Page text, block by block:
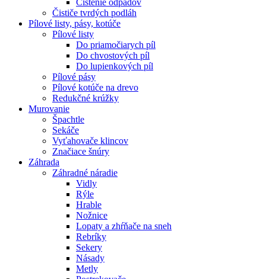
Čistenie odpadov
Čističe tvrdých podláh
Pílové listy, pásy, kotúče
Pílové listy
Do priamočiarych píl
Do chvostových píl
Do lupienkových píl
Pílové pásy
Pílové kotúče na drevo
Redukčné krúžky
Murovanie
Špachtle
Sekáče
Vyťahovače klincov
Značiace šnúry
Záhrada
Záhradné náradie
Vidly
Rýle
Hrable
Nožnice
Lopaty a zhŕňače na sneh
Rebríky
Sekery
Násady
Metly